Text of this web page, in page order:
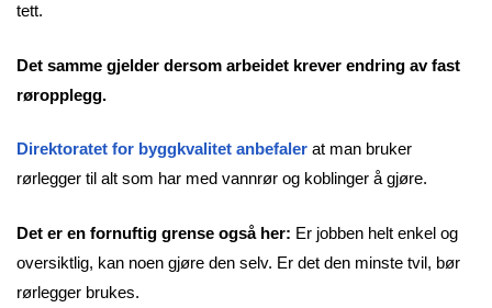
tett.
Det samme gjelder dersom arbeidet krever endring av fast
røropplegg.
Direktoratet for byggkvalitet anbefaler at man bruker
rørlegger til alt som har med vannrør og koblinger å gjøre.
Det er en fornuftig grense også her: Er jobben helt enkel og
oversiktlig, kan noen gjøre den selv. Er det den minste tvil, bør
rørlegger brukes.